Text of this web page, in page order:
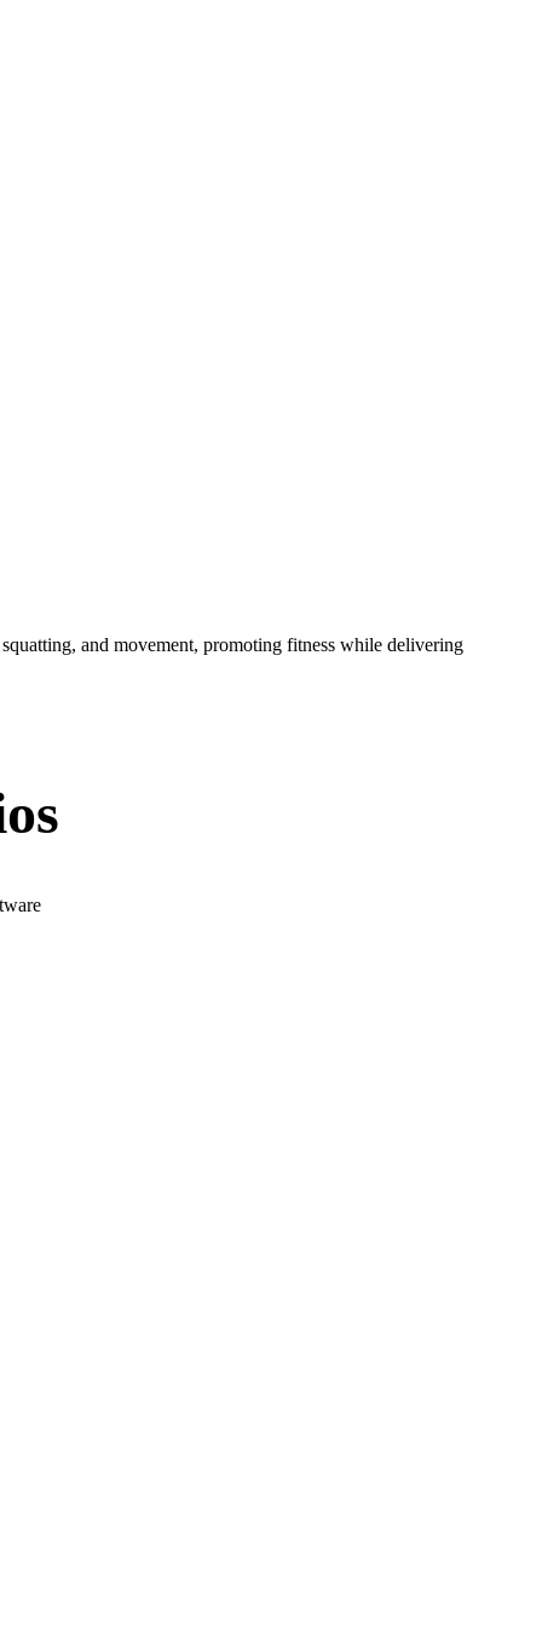
and movement, promoting fitness while delivering